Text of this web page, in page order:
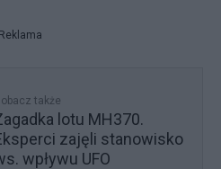
Reklama
także
lotu MH370.
zajęli stanowisko
wpływu UFO